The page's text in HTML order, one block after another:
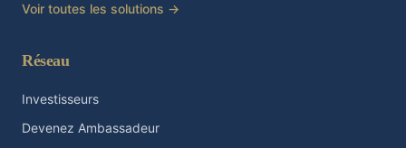
Voir toutes les solutions →
Réseau
Investisseurs
Devenez Ambassadeur